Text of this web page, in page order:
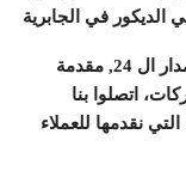
في الجابرية
خدماتنا نؤمنها في كل مناطق الكويت و على مدار ال 24, مقدمة
اتصلوا بنا
نقدمها للعملاء